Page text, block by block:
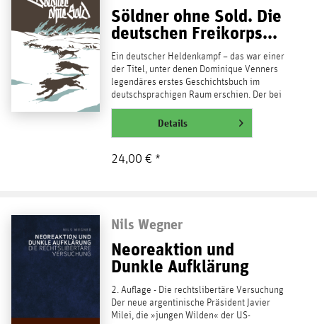
Söldner ohne Sold. Die
deutschen Freikorps...
Ein deutscher Heldenkampf – das war einer
der Titel, unter denen Dominique Venners
legendäres erstes Geschichtsbuch im
deutschsprachigen Raum erschien. Der bei
Veröffentlichung...
weiterlesenDetails
24,00 € *
Nils Wegner
Neoreaktion und
Dunkle Aufklärung
2. Auflage - Die rechtslibertäre Versuchung
Der neue argentinische Präsident Javier
Milei, die »jungen Wilden« der US-